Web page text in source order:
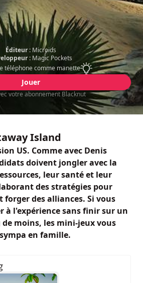
Éditeur : Microids
: Magic Pockets
téléphone comme manette
Jouer
votre abonnement Blacknut
Island
US. Comme avec Denis
doivent jongler avec la
leur santé et leur
des stratégies pour
forger des alliances. Si vous
à l'expérience sans finir sur un
de moins, les mini-jeux vous
en famille.